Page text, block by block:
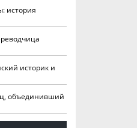
история
историк и
объединивший